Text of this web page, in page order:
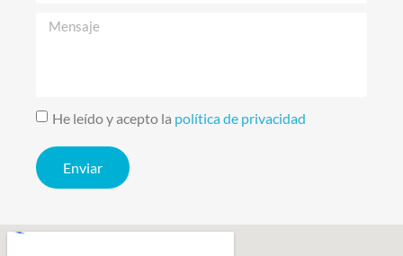
He leído y acepto la política de privacidad
Enviar